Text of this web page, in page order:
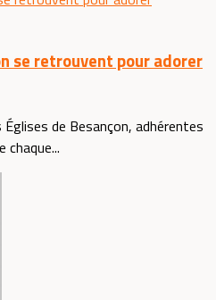
se retrouvent pour adorer
de Besançon, adhérentes
chaque...